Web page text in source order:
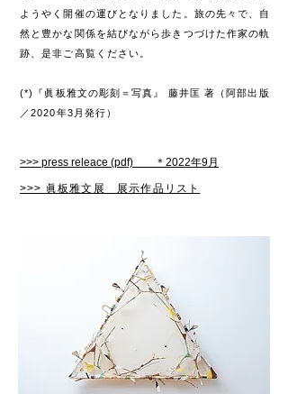
ようやく開催の運びとなりました。旅の先々で、自
然と豊かな関係を結びながら歩きつづけた作家の軌
跡、是非ご高覧ください。
(*)『眞板雅文の彫刻＝写真』 藤井匡 著（阿部出版
／2020年3月発行）
>>> press releace (pdf)​ ＊2022年9月
​>>> 眞板雅文展 展示作品リスト